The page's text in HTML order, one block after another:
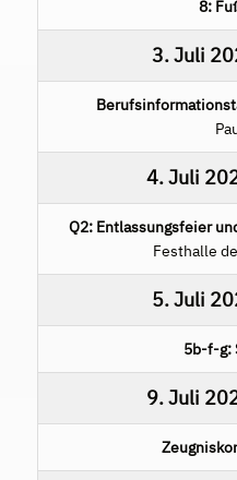
8:
3. Juli
4. Juli
Q2: Entlassungsfeier
Festhalle
5. Juli
5b-f-g:
9. Juli